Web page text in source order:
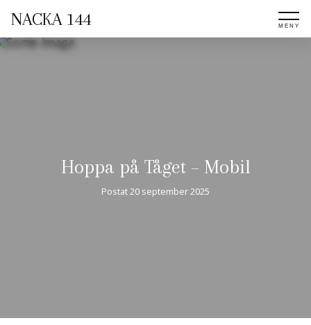
NACKA 144
Hoppa på Tåget – Mobil
Postat20 september 2025